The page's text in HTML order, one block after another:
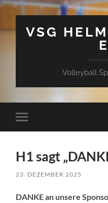
VSG
Volleyball
Mobile-
Menü
H1 sagt
23. DEZEMBER 2025
DANKE an unsere